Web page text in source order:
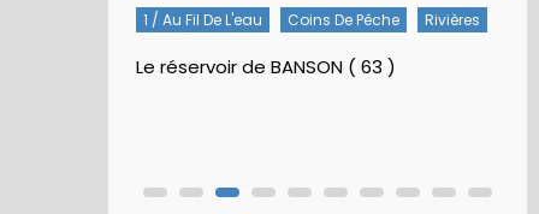
1 / Au Fil De L'eau Coins De Pêche Rivières
Le réservoir de BANSON ( 63 )